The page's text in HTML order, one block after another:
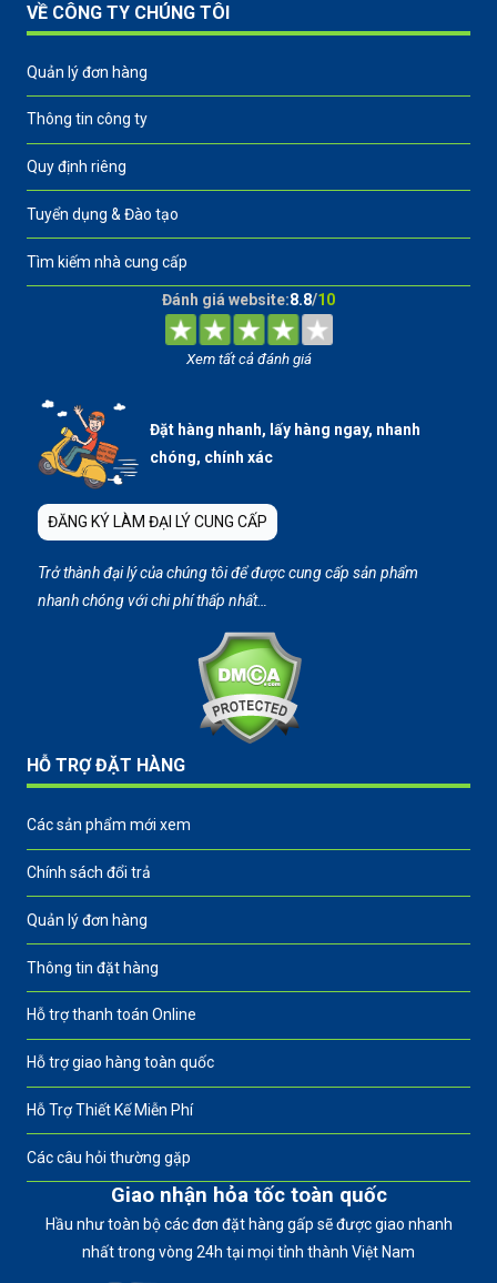
VỀ CÔNG TY CHÚNG TÔI
Quản lý đơn hàng
Thông tin công ty
Quy định riêng
Tuyển dụng & Đào tạo
Tìm kiếm nhà cung cấp
Đánh giá website:8.8/10
Xem tất cả đánh giá
Đặt hàng nhanh, lấy hàng ngay, nhanh
chóng, chính xác
ĐĂNG KÝ LÀM ĐẠI LÝ CUNG CẤP
Trở thành đại lý của chúng tôi để được cung cấp sản phẩm
nhanh chóng với chi phí thấp nhất…
HỖ TRỢ ĐẶT HÀNG
Các sản phẩm mới xem
Chính sách đổi trả
Quản lý đơn hàng
Thông tin đặt hàng
Hỗ trợ thanh toán Online
Hỗ trợ giao hàng toàn quốc
Hỗ Trợ Thiết Kế Miễn Phí
Các câu hỏi thường gặp
Giao nhận hỏa tốc toàn quốc
Hầu như toàn bộ các đơn đặt hàng gấp sẽ được giao nhanh
nhất trong vòng 24h tại mọi tỉnh thành Việt Nam